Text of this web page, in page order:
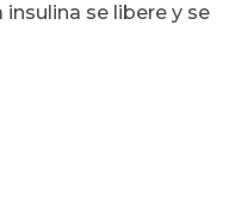
se libere y se